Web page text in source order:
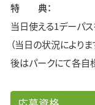
特　　典：
当日使える1デーパ
（当日の状況により
後はパークにて各自